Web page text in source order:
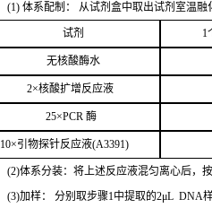
(1) 体系配制： 从试剂盒中取出试剂室温融
试剂 1
无核酸酶水
2×核酸扩增反应液
25×PCR 酶
10×引物探针反应液(A3391)
(2)体系分装：将上述反应液混匀离心后，
(3)加样： 分别取步骤1中提取的2μL DNA